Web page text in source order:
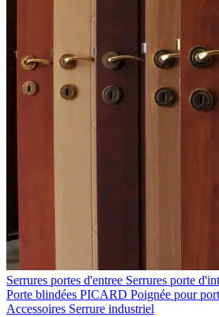
Serrures portes d'entree Serrures porte
Porte blindées PICARD Poignée pour
Accessoires Serrure industriel